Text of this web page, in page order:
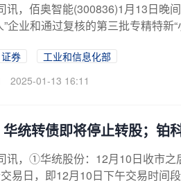
讯，佰奥智能(300836)1月13日晚
”企业和通过复核的第三批专精特
证券
工业和信息化部
2025-01-13 16:11
统转债即将停止转股；铂
讯，①华统股份：12月10日收市之
易日，即12月10日下午交易时间